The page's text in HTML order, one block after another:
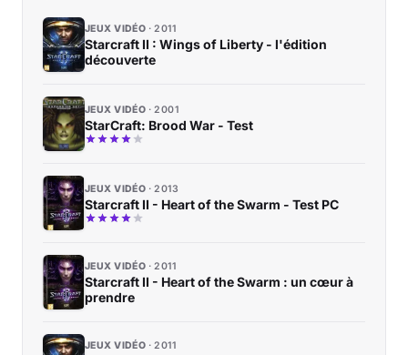
JEUX VIDÉO 2011
Starcraft II : Wings of Liberty - l'édition
découverte
JEUX VIDÉO 2001
StarCraft: Brood War - Test
JEUX VIDÉO 2013
Starcraft II - Heart of the Swarm - Test PC
JEUX VIDÉO 2011
Starcraft II - Heart of the Swarm : un cœur à
prendre
JEUX VIDÉO 2011